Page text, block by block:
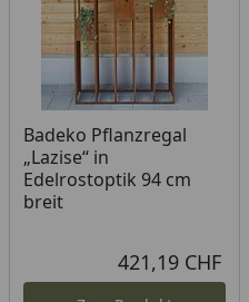
Badeko Pflanzregal
„Lazise“ in
Edelrostoptik 94 cm
breit
421,19 CHF